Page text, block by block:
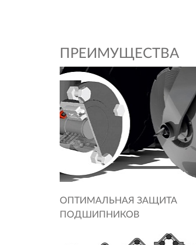
ПРЕИМУЩЕСТВА
ОПТИМАЛЬНАЯ ЗАЩИТА
ПОДШИПНИКОВ